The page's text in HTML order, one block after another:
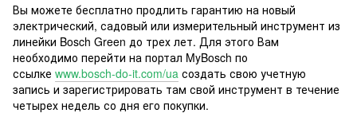
Вы можете бесплатно продлить гарантию на новый
электрический, садовый или измерительный инструмент из
линейки Bosch Green до трех лет. Для этого Вам
необходимо перейти на портал MyBosch по
ссылке www.bosch-do-it.com/ua создать свою учетную
запись и зарегистрировать там свой инструмент в течение
четырех недель со дня его покупки.